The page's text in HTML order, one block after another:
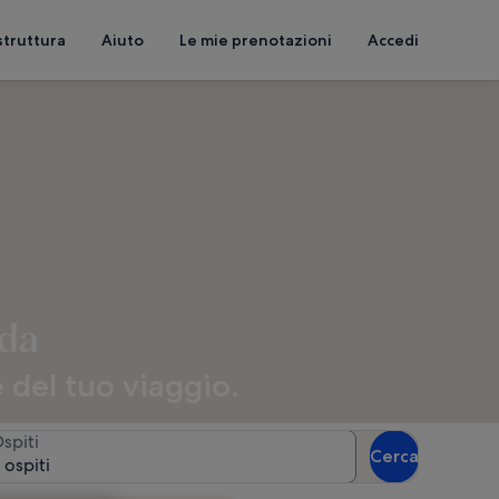
Aiuto Le mie prenotazioni Accedi
ospiti
Cerca